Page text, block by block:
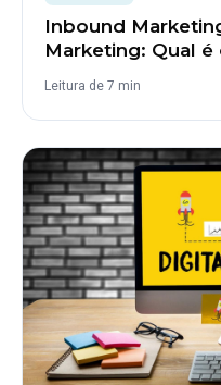
Inbound
Marketing: Qual é
Leitura de 7 min